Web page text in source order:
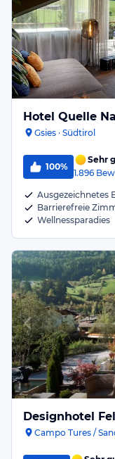
Hotel Quelle
Gsies · Südtirol
100%
Sehr
1.896
Ausgezeichnetes
Barrierefreie
Wellnessparadies
Designhotel
Campo Tures /